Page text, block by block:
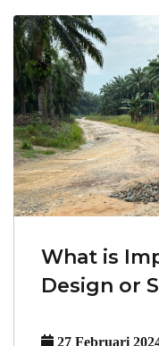
What is
Design or
27 Februari